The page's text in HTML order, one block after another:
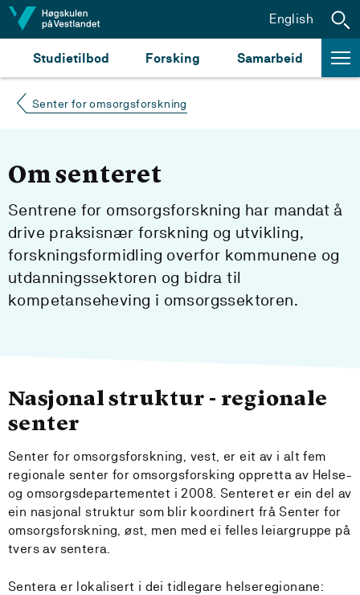
Hopp til innhald
Studietilbod Forsking Samarbeid
English
Senter for omsorgsforskning
Om senteret
Sentrene for omsorgsforskning har mandat å
drive praksisnær forskning og utvikling,
forskningsformidling overfor kommunene og
utdanningssektoren og bidra til
kompetanseheving i omsorgssektoren.
Nasjonal struktur - regionale
senter
Senter for omsorgsforskning, vest, er eit av i alt fem
regionale senter for omsorgsforsking oppretta av Helse-
og omsorgsdepartementet i 2008. Senteret er ein del av
ein nasjonal struktur som blir koordinert frå Senter for
omsorgsforskning, øst, men med ei felles leiargruppe på
tvers av sentera.
Sentera er lokalisert i dei tidlegare helseregionane: